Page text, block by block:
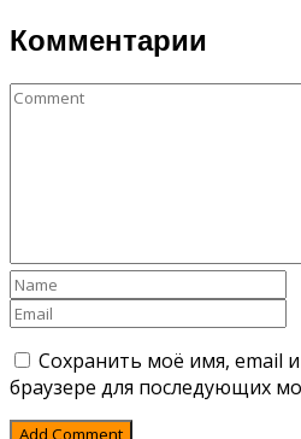
Комментарии
Сохранить моё имя, email
браузере для последующих